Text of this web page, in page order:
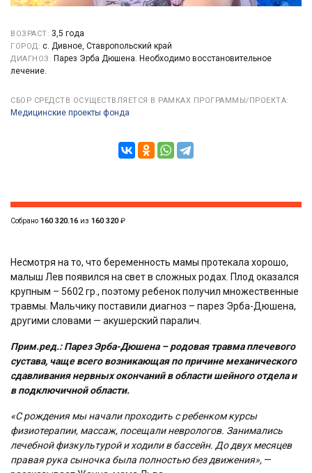
ВОЗРАСТ: 3,5 года
ГОРОД: с. Дивное, Ставропольский край
ДИАГНОЗ: Парез Эрба Дюшена. Необходимо восстановительное
лечение.
СБОР СРЕДСТВ ОСУЩЕСТВЛЯЕТСЯ В РАМКАХ ПРОГРАММЫ/ПРОЕКТА:
Медицинские проекты фонда
Собрано 160 320.16 из 160 320₽
Несмотря на то, что беременность мамы протекала хорошо,
малыш Лев появился на свет в сложных родах. Плод оказался
крупным – 5602 гр., поэтому ребенок получил множественные
травмы. Мальчику поставили диагноз – парез Эрба-Дюшена,
другими словами — акушерский паралич.
Прим.ред.: Парез Эрба-Дюшена – родовая травма плечевого
сустава, чаще всего возникающая по причине механического
сдавливания нервных окончаний в области шейного отдела и
в подключичной области.
«С рождения мы начали проходить с ребенком курсы
физиотерапии, массаж, посещали неврологов. Занимались
лечебной физкультурой и ходили в бассейн. До двух месяцев
правая рука сыночка была полностью без движения», —